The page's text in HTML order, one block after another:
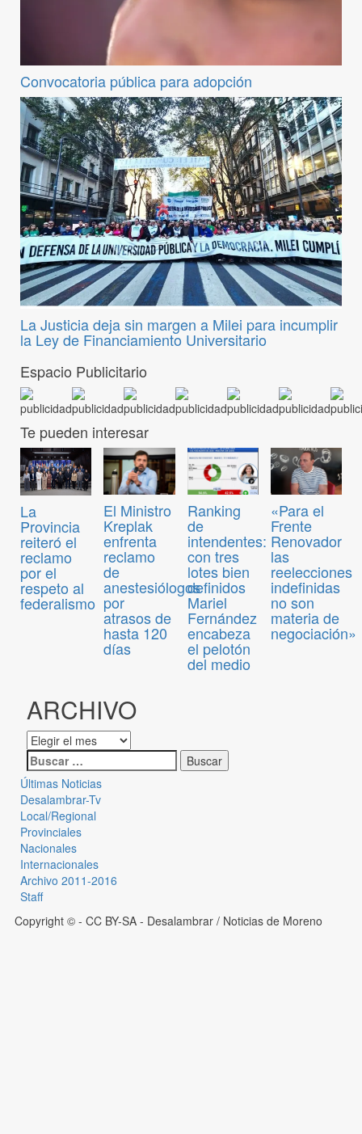
Convocatoria pública para adopción
La Justicia deja sin margen a Milei para incumplir
la Ley de Financiamiento Universitario
Espacio Publicitario
Te pueden interesar
La
Provincia
reiteró el
reclamo
por el
respeto al
federalismo
El Ministro
Kreplak
enfrenta
reclamo
de
anestesiólogos
por
atrasos de
hasta 120
días
Ranking
de
intendentes:
con tres
lotes bien
definidos
Mariel
Fernández
encabeza
el pelotón
del medio
«Para el
Frente
Renovador
las
reelecciones
indefinidas
no son
materia de
negociación»
ARCHIVO
Últimas Noticias
Desalambrar-Tv
Local/Regional
Provinciales
Nacionales
Internacionales
Archivo 2011-2016
Staff
Copyright © - CC BY-SA - Desalambrar / Noticias de Moreno